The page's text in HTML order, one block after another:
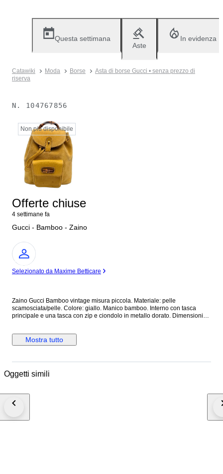
Questa settimana
Aste
In evidenza
Catawiki Moda Borse
Asta di borse Gucci • senza prezzo di
riserva
N. 104767856
Non più disponibile
Offerte chiuse
4 settimane fa
Gucci - Bamboo - Zaino
Esperto
Selezionato da Maxime Betticare
Zaino Gucci Bamboo vintage misura piccola. Materiale: pelle
scamosciata/pelle. Colore: giallo. Manico bamboo. Interno con tasca
principale e una tasca con zip e ciondolo in metallo dorato. Dimensioni
per la conservazione soprattutto nelle parti in camoscio. Necessita
semplicemente di pulizia. Deformazione dei manici in pelle, leggeri segni.
Condizioni interne: buone condizioni. Leggero odore di chiuso.
limitazioni o costi di importazione e dogana sono a carico dell'acquirente.
Mostra tutto
Oggetti simili